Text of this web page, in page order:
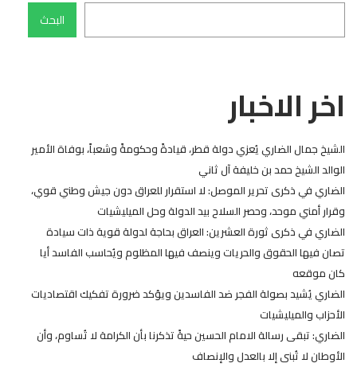
البحث
اخر الاخبار
الشيخ جمال الضاري يُعزي دولة قطر، قيادةً وحكومةً وشعباً، بوفاة الأمير
الوالد الشيخ حمد بن خليفة آل ثاني
الضاري في ذكرى تحرير الموصل: لا استقرار للعراق دون جيش وطني قوي،
وقرار أمني موحد، وحصر السلاح بيد الدولة وحل الميليشيات
الضاري في ذكرى ثورة العشرين: العراق بحاجة لدولة قوية ذات سيادة
تصان فيها الحقوق والحريات وينصف فيها المظلوم ويُحاسب الفاسد أيا
كان موقعه
الضاري يُشيد بصولة الفجر ضد الفاسدين ويؤكد ضرورة تفكيك اقتصاديات
الأحزاب والميليشيات
الضاري: تبقى رسالة الامام الحسين حيةً تذكرنا بأن الكرامة لا تُساوم، وأن
الأوطان لا تُبنى إلا بالعدل والإنصاف